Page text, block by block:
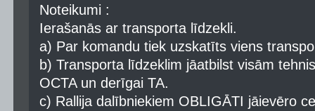
Noteikumi :
Ierašanās ar transporta līdzekli.
a) Par komandu tiek uzskatīts viens
b) Transporta līdzeklim jāatbilst visām
OCTA un derīgai TA.
c) Rallija dalībniekiem OBLIGĀTI jāievēro